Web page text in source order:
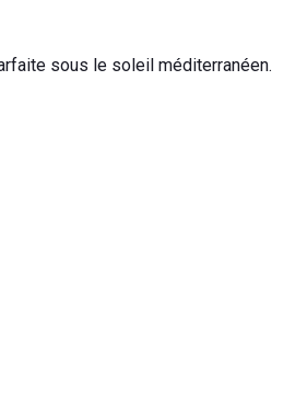
sous le soleil méditerranéen.